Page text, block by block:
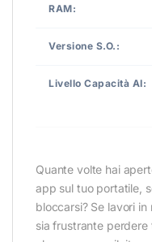
RAM:
Versione S.O.:
Livello Capacità AI:
Quante volte hai
app sul tuo portatile,
bloccarsi? Se lavori
sia frustrante